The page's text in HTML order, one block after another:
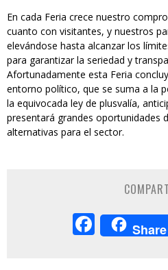
En cada Feria crece nuestro
cuanto con visitantes, y nuestros
elevándose hasta alcanzar los
para garantizar la seriedad y
Afortunadamente esta Feria
entorno político, que se suma a la
la equivocada ley de plusvalía,
presentará grandes oportunidades
alternativas para el sector.
Share